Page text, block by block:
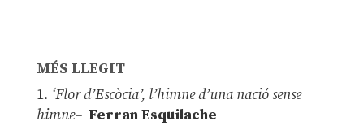
MÉS LLEGIT
1. ‘Flor d’Escòcia’, l’himne d’una nació sense
himne– Ferran Esquilache